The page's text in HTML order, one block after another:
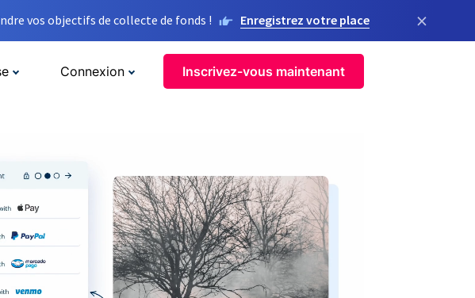
vos objectifs de collecte de fonds ! Enregistrez votre place ×
Connexion Inscrivez-vous maintenant